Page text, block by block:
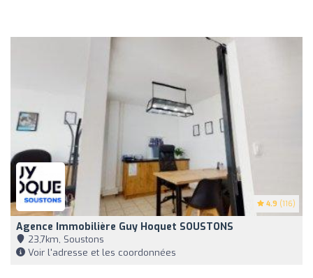
4.9 (116)
Agence Immobilière Guy Hoquet SOUSTONS
23,7km, Soustons
Voir l'adresse et les coordonnées